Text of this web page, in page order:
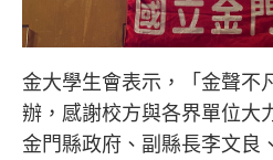
金大學生會表示，「金聲不
辦，感謝校方與各界單位大
金門縣政府、副縣長李文良